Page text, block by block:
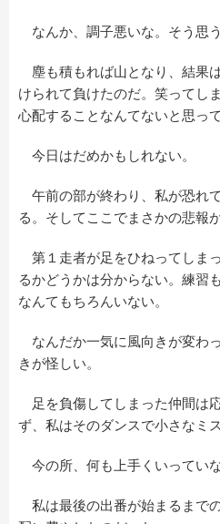
なんか、調子悪いな。そう思
塵も積もれば山となり、結果
けられて負けたのだ。笑ってし
心配することなんてないと思っ
今日はだめかもしれない。
午前の部が終わり、私が恐れ
る。そしてここでまさかの悲報
第１走者が足をひねってしま
るかどうかは分からない。練習
なんてもちろんいない。
なんだか一気に風向きが変わ
きが怪しい。
足を負傷してしまった仲間は
ず、私はそのダンスで小さなミ
今の所、何も上手くいっていな
私は最後の出番が始まるまで